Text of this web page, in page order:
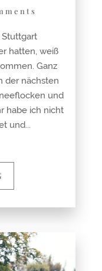
hatten, weiß
Ganz
der nächsten
und
habe ich nicht
und...